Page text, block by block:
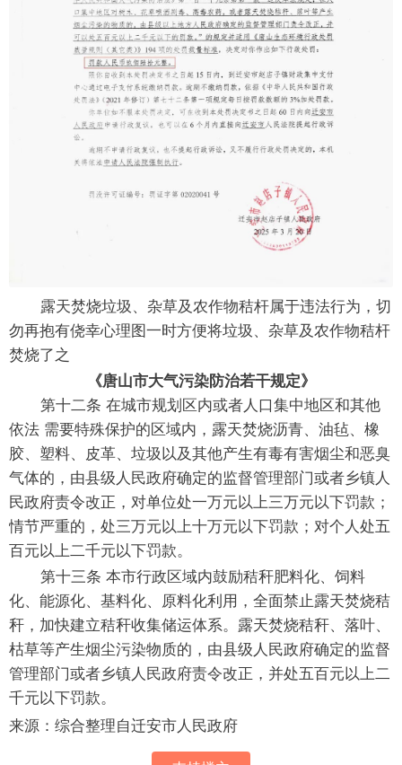
露天焚烧垃圾、杂草及农作物秸杆属于违法行为，切
勿再抱有侥幸心理图一时方便将垃圾、杂草及农作物秸杆
焚烧了之
《唐山市大气污染防治若干规定》
第十二条 在城市规划区内或者人口集中地区和其他
依法 需要特殊保护的区域内，露天焚烧沥青、油毡、橡
胶、塑料、皮革、垃圾以及其他产生有毒有害烟尘和恶臭
气体的，由县级人民政府确定的监督管理部门或者乡镇人
民政府责令改正，对单位处一万元以上三万元以下罚款；
情节严重的，处三万元以上十万元以下罚款；对个人处五
百元以上二千元以下罚款。
第十三条 本市行政区域内鼓励秸秆肥料化、饲料
化、能源化、基料化、原料化利用，全面禁止露天焚烧秸
秆，加快建立秸秆收集储运体系。露天焚烧秸秆、落叶、
枯草等产生烟尘污染物质的，由县级人民政府确定的监督
管理部门或者乡镇人民政府责令改正，并处五百元以上二
千元以下罚款。
来源：综合整理自迁安市人民政府